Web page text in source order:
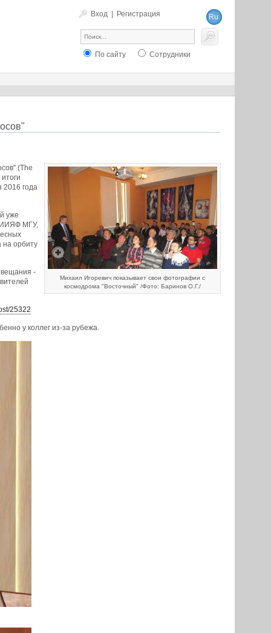
Вход Регистрация
Ru
En
По сайту Сотрудники
Михаил Игоревич показывает свои фотографии с
космодрома "Восточный" /Фото: Баринов О.Г./
(The
2016 года
уже
МГУ,
на орбиту
-
25322
у коллег из-за рубежа.